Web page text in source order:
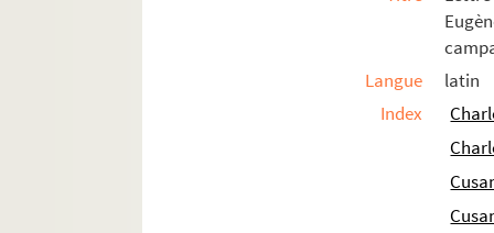
Ms Chiflet 37. « Composition des
Ms Chiflet 38. Première conquête de la
Ms Chiflet 39. Gouvernement de la
Ms Chiflet 40. « Formulaire de
Ms Chiflet 41. « Abrégé du grand
Ms Chiflet 42. Cartularium Salinense
Ms Chiflet 43. « Inventaire des tiltres
Langue
latin
Index